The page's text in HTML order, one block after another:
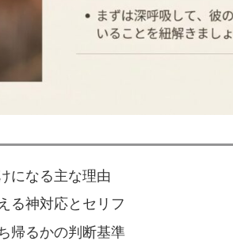
になる主な理由
る神対応とセリフ
帰るかの判断基準